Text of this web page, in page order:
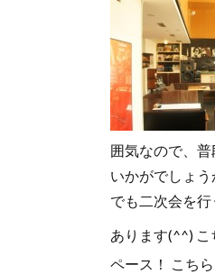
囲気なので、
いかがでしょ
でも二次会を
あります(^^) こ
ペース！ こち